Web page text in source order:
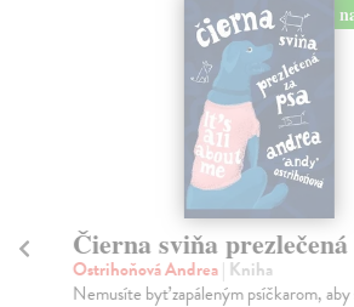
Čierna sviňa prezlečená
Ostrihoňová Andrea| Kniha
Nemusíte byť zapáleným psíčkarom, aby